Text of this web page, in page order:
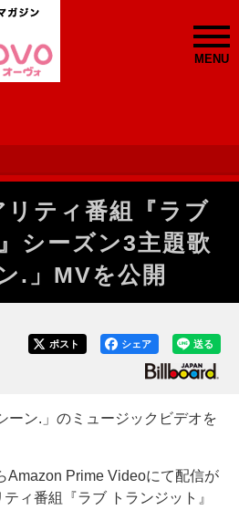
MENU
ティ番組『ラブ
シーズン3主題歌
.」MVを公開
送る
シェア
ポスト
ン.」のミュージックビデオを
Prime Videoにて配信が
ィ番組『ラブ トランジット』